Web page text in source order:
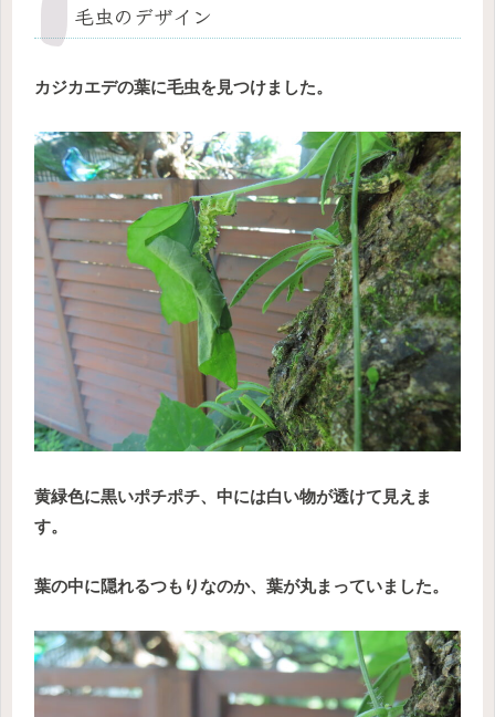
毛虫のデザイン
カジカエデの葉に毛虫を見つけました。
黄緑色に黒いポチポチ、中には白い物が透けて見えま
す。
葉の中に隠れるつもりなのか、葉が丸まっていました。